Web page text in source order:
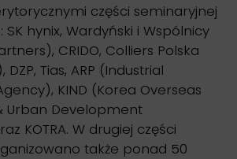
części seminaryjnej
hynix, Wardyński i Wspólnicy
CRIDO, Colliers Polska
Tias, ARP (Industrial
KIND (Korea Overseas
Urban Development
KOTRA. W drugiej części
także ponad 50